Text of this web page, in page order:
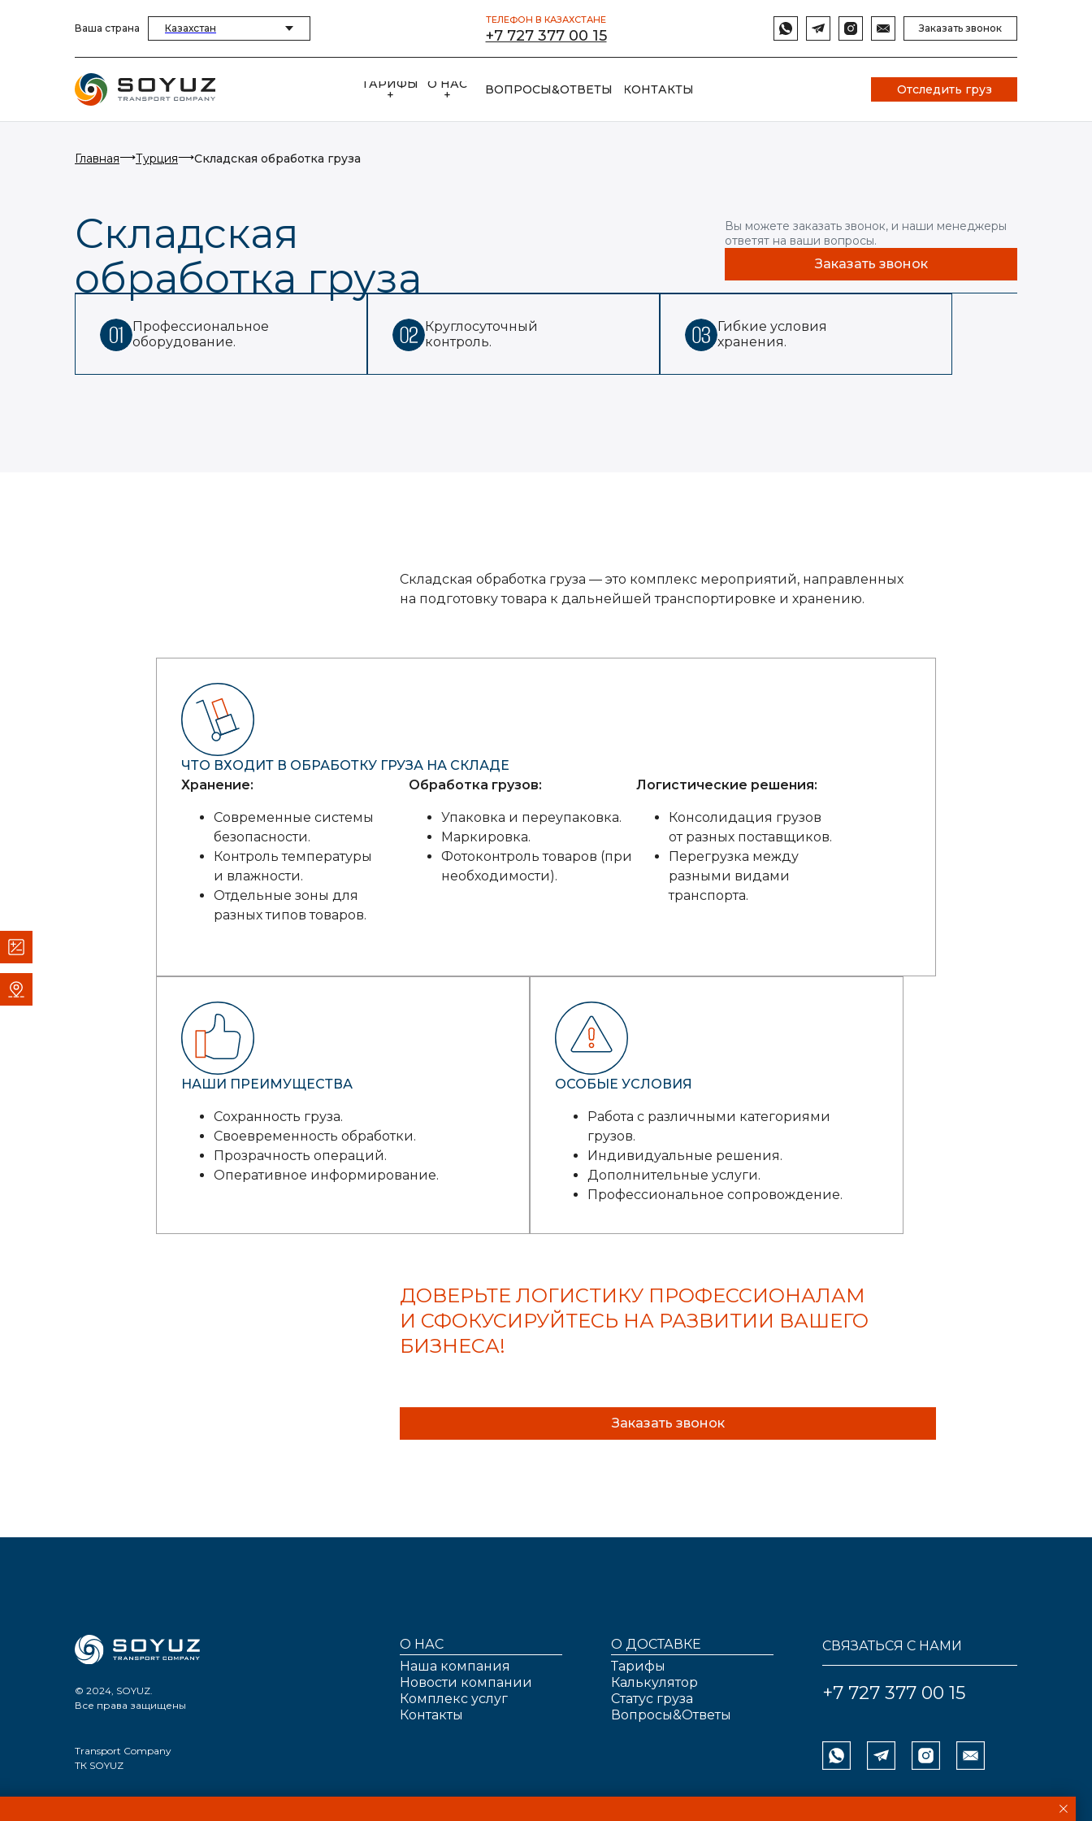
Отследить груз
+7 727 377 00 15
ТЕЛЕФОН В КАЗАХСТАНЕ
Заказать звонок
Ваша страна Казахстан
ТАРИФЫ
+
О НАС
+ ВОПРОСЫ&ОТВЕТЫ КОНТАКТЫ
Главная⟶Турция⟶Складская обработка груза
Складская
обработка груза
Профессиональное
оборудование.
Круглосуточный
контроль.
Гибкие условия
хранения.
Вы можете заказать звонок, и наши менеджеры
ответят на ваши вопросы.
Заказать звонок
Складская обработка груза — это комплекс мероприятий, направленных
на подготовку товара к дальнейшей транспортировке и хранению.
ЧТО ВХОДИТ В ОБРАБОТКУ ГРУЗА НА СКЛАДЕ
Хранение:
Современные системы
безопасности.
Контроль температуры
и влажности.
Отдельные зоны для
разных типов товаров.
Обработка грузов:
Упаковка и переупаковка.
Маркировка.
Фотоконтроль товаров (при
необходимости).
Логистические решения:
Консолидация грузов
от разных поставщиков.
Перегрузка между
разными видами
транспорта.
НАШИ ПРЕИМУЩЕСТВА
Сохранность груза.
Своевременность обработки.
Прозрачность операций.
Оперативное информирование.
ОСОБЫЕ УСЛОВИЯ
Работа с различными категориями
грузов.
Индивидуальные решения.
Дополнительные услуги.
Профессиональное сопровождение.
ДОВЕРЬТЕ ЛОГИСТИКУ ПРОФЕССИОНАЛАМ
И СФОКУСИРУЙТЕСЬ НА РАЗВИТИИ ВАШЕГО
БИЗНЕСА!
Заказать звонок
СВЯЗАТЬСЯ С НАМИ
+7 727 377 00 15
© 2024, SOYUZ.
Все права защищены
О ДОСТАВКЕ
Тарифы
Калькулятор
Статус груза
Вопросы&Ответы
О НАС
Наша компания
Новости компании
Комплекс услуг
Контакты
Transport Company
ТК SOYUZ